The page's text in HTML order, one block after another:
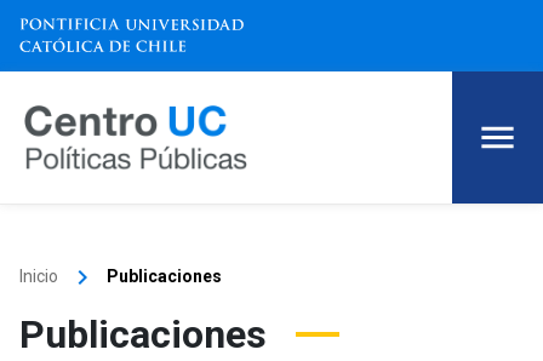
Inicio keyboard_arrow_right Publicaciones
Publicaciones